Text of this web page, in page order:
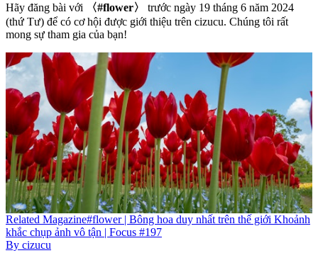
Hãy đăng bài với
〈#flower〉
trước ngày 19 tháng 6 năm 2024
(thứ Tư) để có cơ hội được giới thiệu trên cizucu. Chúng tôi rất
mong sự tham gia của bạn!
Related Magazine#flower | Bông hoa duy nhất trên thế giới Khoảnh
khắc chụp ảnh vô tận | Focus #197
By cizucu